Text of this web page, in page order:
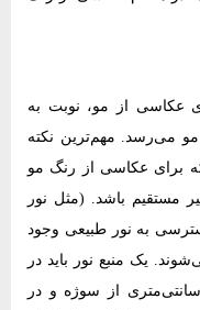
عکاسی از مو، نوبت به
می‌رسد. مهم‌ترین نکته
برای عکاسی از رنگ مو
مستقیم باشد. (مثل نور
به نور طبیعی وجود
یک منبع نور باید در
پشت موهای سوژه با فاصله 60 تا 120 سانتی‌متری از سوژه و در